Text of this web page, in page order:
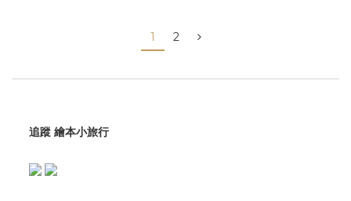
1 2
追蹤 繪本小旅行